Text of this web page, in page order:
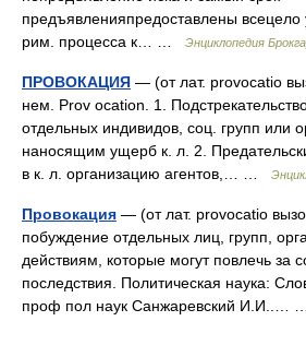
предъявленияпредоставлены
рим. процесса к… …
Энциклопедия
ПРОВОКАЦИЯ — (от лат. provocatio
нем. Prov ocation. 1.
отдельных индивидов, соц. групп или
наносящим ущерб к. л. 2.
в к. л. организацию агентов,… …
Провокация — (от лат. provocatio
побуждение отдельных лиц, групп,
действиям, которые могут повлечь за
последствия. Политическая наука:
проф пол наук Санжаревский И.И..…